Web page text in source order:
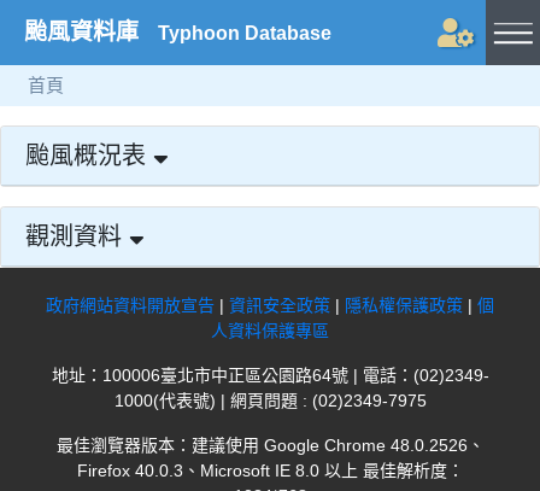
颱風資料庫 Typhoon Database
首頁
颱風概況表
觀測資料
政府網站資料開放宣告 | 資訊安全政策 | 隱私權保護政策 | 個
人資料保護專區
地址：100006臺北市中正區公園路64號 | 電話：(02)2349-
1000(代表號) | 網頁問題 : (02)2349-7975
最佳瀏覽器版本：建議使用 Google Chrome 48.0.2526、
Firefox 40.0.3、Microsoft IE 8.0 以上 最佳解析度：